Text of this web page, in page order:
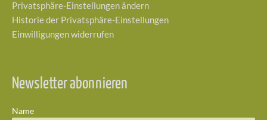
Privatsphäre-Einstellungen ändern
Historie der Privatsphäre-Einstellungen
Einwilligungen widerrufen
Newsletter abonnieren
Name